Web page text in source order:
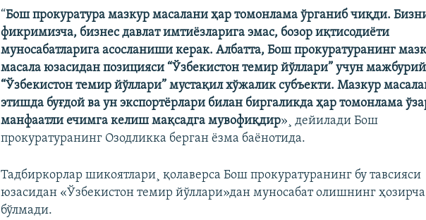
“Бош прокуратура мазкур масалани ҳар томонлама ўрганиб чиқди.
фикримизча, бизнес давлат имтиёзларига эмас, бозор иқтисодиёти
муносабатларига асосланиши керак. Албатта, Бош прокуратуранинг
масала юзасидан позицияси “Ўзбекистон темир йўллари” учун
“Ўзбекистон темир йўллари” мустақил хўжалик субъекти. Мазкур
этишда буғдой ва ун экспортёрлари билан биргаликда ҳар томонлама
манфаатли ечимга келиш мақсадга мувофиқдир»¸ дейилади Бош
прокуратуранинг Озодликка берган ëзма баëнотида.
Тадбиркорлар шикоятлари¸ қолаверса Бош прокуратуранинг бу тавсияси
юзасидан «Ўзбекистон темир йўллари»дан муносабат олишнинг
бўлмади.